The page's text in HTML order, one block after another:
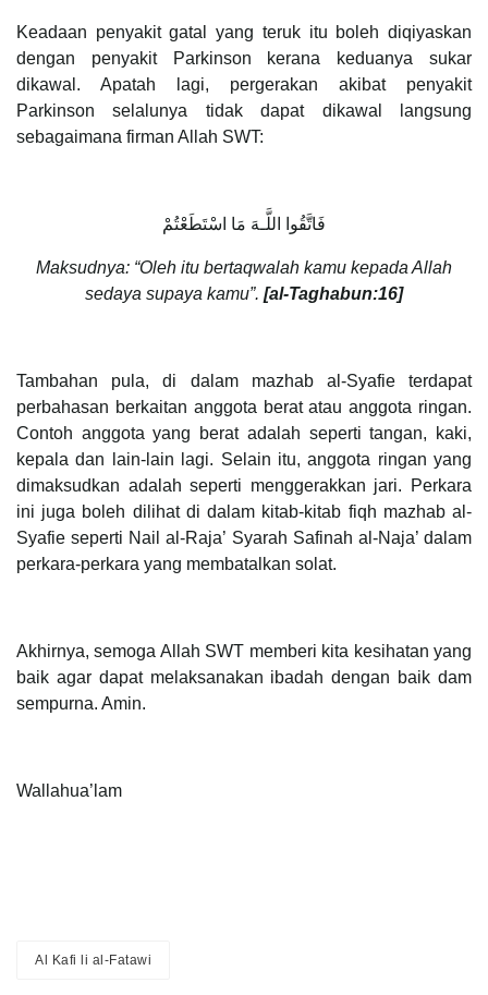
Keadaan penyakit gatal yang teruk itu boleh diqiyaskan
dengan penyakit Parkinson kerana keduanya sukar
dikawal. Apatah lagi, pergerakan akibat penyakit
Parkinson selalunya tidak dapat dikawal langsung
sebagaimana firman Allah SWT:
فَاتَّقُوا اللَّـهَ مَا اسْتَطَعْتُمْ
Maksudnya: “Oleh itu bertaqwalah kamu kepada Allah
sedaya supaya kamu”. [al-Taghabun:16]
Tambahan pula, di dalam mazhab al-Syafie terdapat
perbahasan berkaitan anggota berat atau anggota ringan.
Contoh anggota yang berat adalah seperti tangan, kaki,
kepala dan lain-lain lagi. Selain itu, anggota ringan yang
dimaksudkan adalah seperti menggerakkan jari. Perkara
ini juga boleh dilihat di dalam kitab-kitab fiqh mazhab al-
Syafie seperti Nail al-Raja’ Syarah Safinah al-Naja’ dalam
perkara-perkara yang membatalkan solat.
Akhirnya, semoga Allah SWT memberi kita kesihatan yang
baik agar dapat melaksanakan ibadah dengan baik dam
sempurna. Amin.
Wallahua’lam
Al Kafi li al-Fatawi